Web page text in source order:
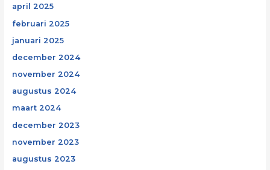
april 2025
februari 2025
januari 2025
december 2024
november 2024
augustus 2024
maart 2024
december 2023
november 2023
augustus 2023